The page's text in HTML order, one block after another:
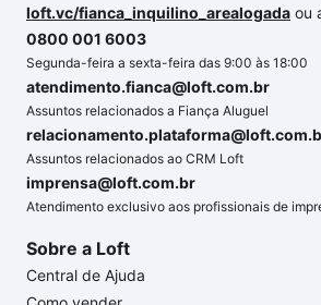
loft.vc/fianca_inquilino_arealogada ou
0800 001 6003
Segunda-feira a sexta-feira das 9:00 às 18:00
atendimento.fianca@loft.com.br
Assuntos relacionados a Fiança Aluguel
Assuntos relacionados ao CRM Loft
imprensa@loft.com.br
Atendimento exclusivo aos profissionais de
Sobre a Loft
Central de Ajuda